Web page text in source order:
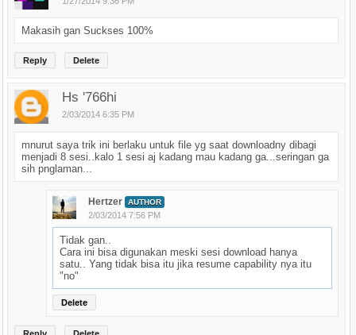
Makasih gan Suckses 100%
Reply Delete
Hs '766hi
2/03/2014 6:35 PM
mnurut saya trik ini berlaku untuk file yg saat downloadny dibagi
menjadi 8 sesi..kalo 1 sesi aj kadang mau kadang ga...seringan ga
sih pnglaman...
Hertzer AUTHOR
2/03/2014 7:56 PM
Tidak gan..
Cara ini bisa digunakan meski sesi download hanya
satu.. Yang tidak bisa itu jika resume capability nya itu
"no"
Delete